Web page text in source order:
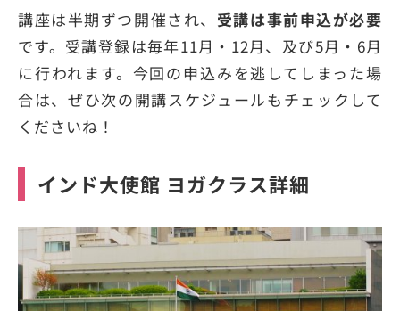
講座は半期ずつ開催され、 受講は事前申込が必要
です。受講登録は毎年11月・12月、及び5月・6月
に行われます。今回の申込みを逃してしまった場
合は、ぜひ次の開講スケジュールもチェックして
くださいね！
インド大使館 ヨガクラス詳細